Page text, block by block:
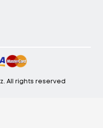
All rights reserved